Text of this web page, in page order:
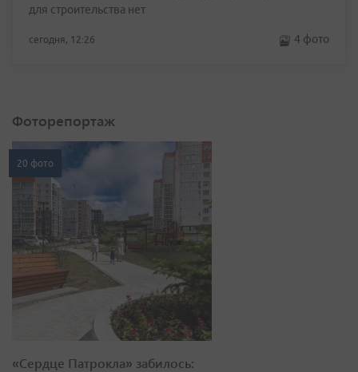
для строительства нет
сегодня, 12:26 4 фото
Фоторепортаж
20 фото
«Сердце Патрокла» забилось: